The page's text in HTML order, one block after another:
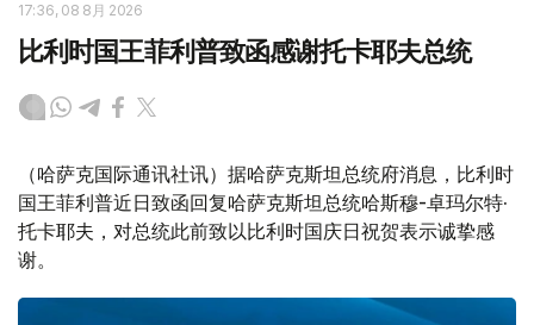
17:36, 08 8月 2026
比利时国王菲利普致函感谢托卡耶夫总统
（哈萨克国际通讯社讯）据哈萨克斯坦总统府消息，比利时
国王菲利普近日致函回复哈萨克斯坦总统哈斯穆-卓玛尔特·
托卡耶夫，对总统此前致以比利时国庆日祝贺表示诚挚感
谢。